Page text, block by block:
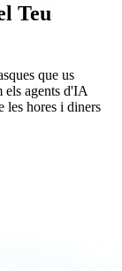
Teu
que us
els agents d'IA
les hores i diners